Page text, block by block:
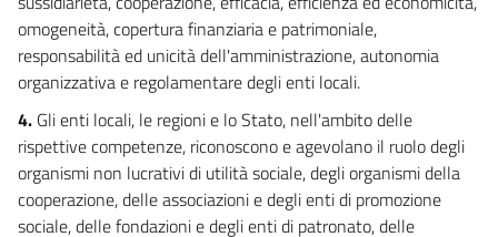
22
23
24
25
26
Capo VI
DISPOSIZIONI FINALI
omogeneità, copertura finanziaria e patrimoniale,
responsabilità ed unicità dell'amministrazione, autonomia
organizzativa e regolamentare degli enti locali.
4. Gli enti locali, le regioni e lo Stato, nell'ambito delle
rispettive competenze, riconoscono e agevolano il ruolo degli
organismi non lucrativi di utilità sociale, degli organismi della
cooperazione, delle associazioni e degli enti di promozione
sociale, delle fondazioni e degli enti di patronato, delle